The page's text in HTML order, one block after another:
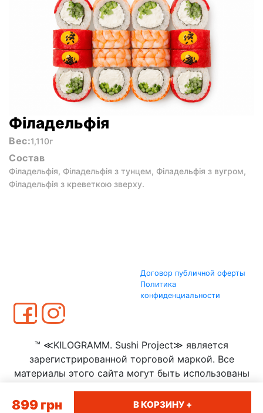
Філадельфія
Вес:1,110г
Состав
Філадельфія, Філадельфія з тунцем, Філадельфія з вугром,
Філадельфія з креветкою зверху.
899грн В КОРЗИНУ +
Договор публичной оферты
Политика
конфиденциальности
™ ≪KILOGRAMM. Sushi Project≫ является
зарегистрированной торговой маркой. Все
материалы этого сайта могут быть использованы
Сумы | Полтава Житомир | Запорожье